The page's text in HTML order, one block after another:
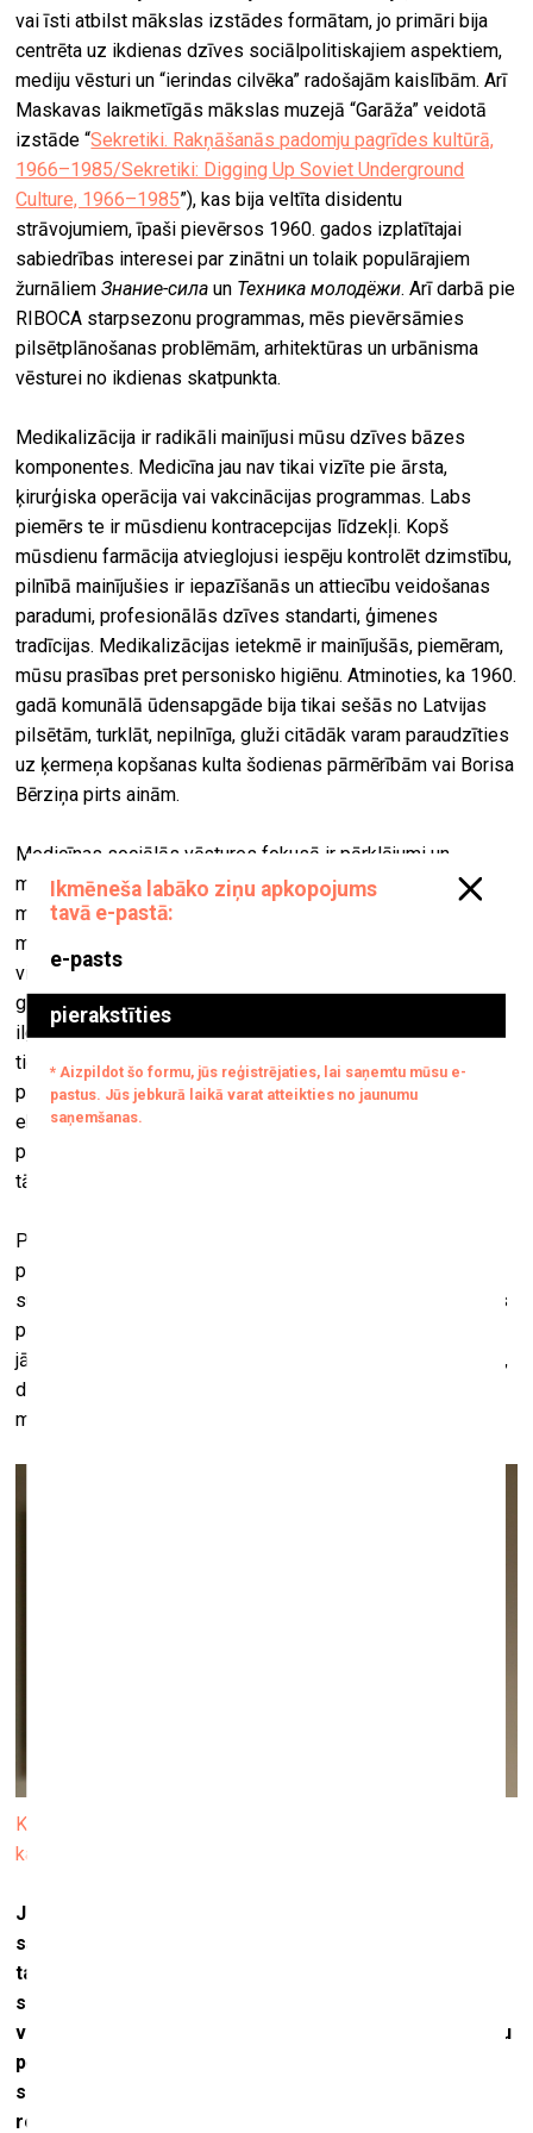
vai īsti atbilst mākslas izstādes formātam, jo primāri bija
centrēta uz ikdienas dzīves sociālpolitiskajiem aspektiem,
mediju vēsturi un “ierindas cilvēka” radošajām kaislībām. Arī
Maskavas laikmetīgās mākslas muzejā “Garāža” veidotā
izstāde “Sekretiki. Rakņāšanās padomju pagrīdes kultūrā,
1966–1985/Sekretiki: Digging Up Soviet Underground
Culture, 1966–1985”), kas bija veltīta disidentu
strāvojumiem, īpaši pievērsos 1960. gados izplatītajai
sabiedrības interesei par zinātni un tolaik populārajiem
žurnāliemЗнание-сила un Техника молодёжи. Arī darbā pie
RIBOCA starpsezonu programmas, mēs pievērsāmies
pilsētplānošanas problēmām, arhitektūras un urbānisma
vēsturei no ikdienas skatpunkta.
Medikalizācija ir radikāli mainījusi mūsu dzīves bāzes
komponentes. Medicīna jau nav tikai vizīte pie ārsta,
ķirurģiska operācija vai vakcinācijas programmas. Labs
piemērs te ir mūsdienu kontracepcijas līdzekļi. Kopš
mūsdienu farmācija atvieglojusi iespēju kontrolēt dzimstību,
pilnībā mainījušies ir iepazīšanās un attiecību veidošanas
paradumi, profesionālās dzīves standarti, ģimenes
tradīcijas. Medikalizācijas ietekmē ir mainījušās, piemēram,
mūsu prasības pret personisko higiēnu. Atminoties, ka 1960.
gadā komunālā ūdensapgāde bija tikai sešās no Latvijas
pilsētām, turklāt, nepilnīga, gluži citādāk varam paraudzīties
uz ķermeņa kopšanas kulta šodienas pārmērībām vai Borisa
Bērziņa pirts ainām.
Medicīnas sociālās vēstures fokusā ir pārklājumi un
mijiedarbība starp visdažādākajām dzīves jomām. Tādēļ
man šķiet, ka nav lielas atšķirības, vai strādāju laikmetīgās
mākslas jomā vai šeit, medicīnas vēstures muzejā. Kā
vienā, tā otrā gadījumā uzmanības centrā šobrīd ir tie paši
globālie jautājumi – klimata pārmaiņas, posthumānisms,
ilgtspējība. Arī veselības politikā arvien lielāka uzmanība
tiek pievērsta “vienotas veselības” koncepcijai, proti, rūpes
par cilvēku labbūtību ir tiešā sasaistē ar pārējās
ekosistēmas stāvokli – dzīvnieku populācijām, augu
pasauli. Sapratnei par veselību jākļūst planetārai, vai arī
tādas nav vispār.
Pirms 60 gadiem, kad jaundibinātais muzejs vēra durvis
pirmajiem, kosmosā devās mūsu ekspozīcijā aplūkojamā
sunīte Černuška un Gagarins, bet reti kurš tolaik aizdomājās
par veselību planetārā mērogā. Priekšstatiem mainoties,
jāmainās arī muzejam – stāstīt par ievērojamiem mediķiem,
diagnostikas un ārstniecības progresu vien šobrīd ir par
maz.
Kadrs no Katrīnas Neiburgas videodarba “Klāra Fonti un
kailā krūts” (2020)
Ja palūkojamies uz aizvadīto gadu un 2021. gada
sākumu, medicīna ir kļuvusi par tēmu numurs viens. Un
tai ir parādījusies arī politiska nokrāsa – vakcīnu
sacīkste, sacensība starp “Rietumu” un Krievijas
vakcīnu, ko stāda priekšā kā “nākamo krievu panākumu
pēc kosmosa”, sava veida ietekmes sfēru sadalīšana,
saistīta ar tās vai citas vakcīnas izplatīšanu. Tāpat
rodas jautājumi saistībā ar taisnīgu pieeju šāda veida